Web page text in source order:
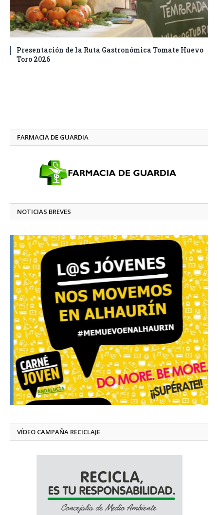
Presentación de la Ruta Gastronómica Tomate Huevo
Toro 2026
FARMACIA DE GUARDIA
NOTICIAS BREVES
VÍDEO CAMPAÑA RECICLAJE